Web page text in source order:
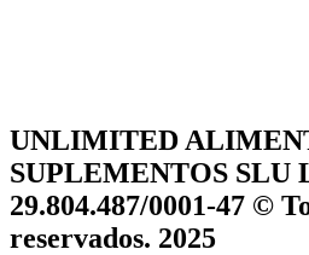
UNLIMITED
SUPLEMENTOS SLU
29.804.487/0001-47 ©
reservados. 2025